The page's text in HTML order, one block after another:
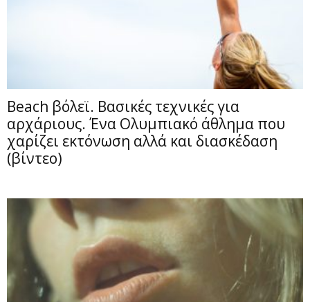
Beach βόλεϊ. Βασικές τεχνικές για
αρχάριους. Ένα Ολυμπιακό άθλημα που
χαρίζει εκτόνωση αλλά και διασκέδαση
(βίντεο)